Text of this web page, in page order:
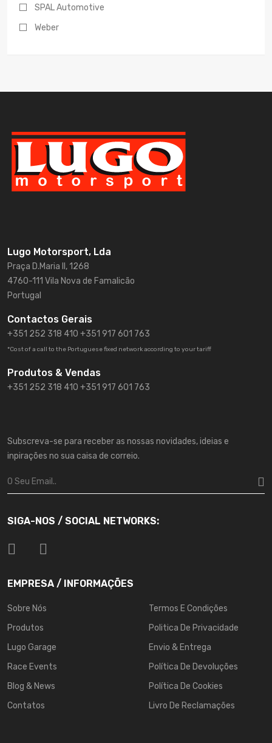
SPAL Automotive
Weber
Lugo Motorsport, Lda
Praça D.Maria II, 1268
4760-111 Vila Nova de Famalicão
Portugal
Contactos Gerais
+351 252 318 410 +351 917 601 763
*Cost of a call to the Portuguese fixed network according to your tariff
Produtos & Vendas
+351 252 318 410 +351 917 601 763
Subscreva-se para receber as nossas novidades, ideias e
inpirações no sua caisa de correio.
SIGA-NOS / SOCIAL NETWORKS:
EMPRESA / INFORMAÇÕES
Sobre Nós
Produtos
Lugo Garage
Race Events
Blog & News
Contatos
Termos E Condições
Politica De Privacidade
Envio & Entrega
Política De Devoluções
Política De Cookies
Livro De Reclamações